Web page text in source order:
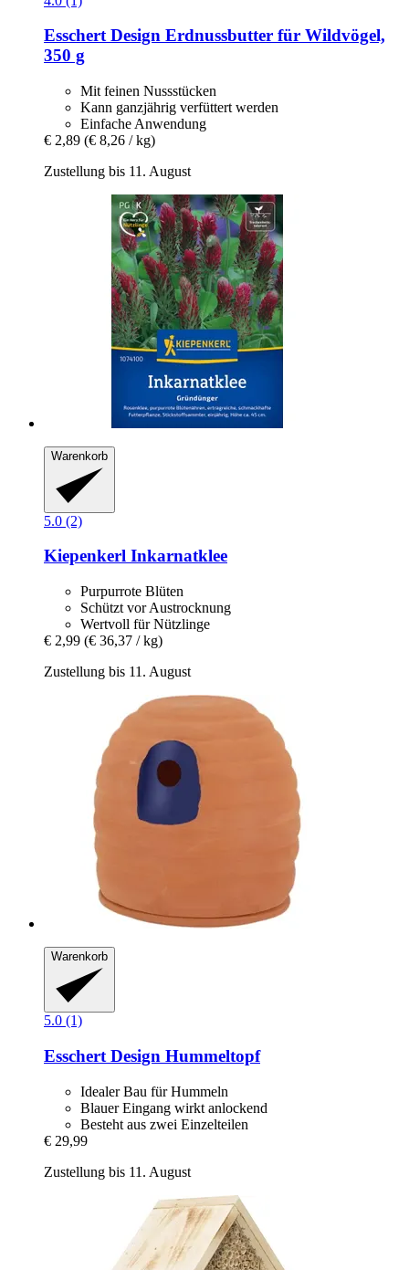
Esschert Design Erdnussbutter für Wildvögel,
350 g
Mit feinen Nussstücken
Kann ganzjährig verfüttert werden
Einfache Anwendung
€ 2,89 (€ 8,26 / kg)
Zustellung bis 11. August
Warenkorb
5.0 (2)
Kiepenkerl Inkarnatklee
Purpurrote Blüten
Schützt vor Austrocknung
Wertvoll für Nützlinge
€ 2,99 (€ 36,37 / kg)
Zustellung bis 11. August
Warenkorb
5.0 (1)
Esschert Design Hummeltopf
Idealer Bau für Hummeln
Blauer Eingang wirkt anlockend
Besteht aus zwei Einzelteilen
€ 29,99
Zustellung bis 11. August